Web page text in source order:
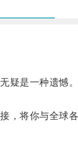
疑是一种遗憾。
将你与全球各